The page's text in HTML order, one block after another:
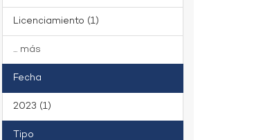
Licenciamiento (1)
... más
Fecha
2023 (1)
Tipo